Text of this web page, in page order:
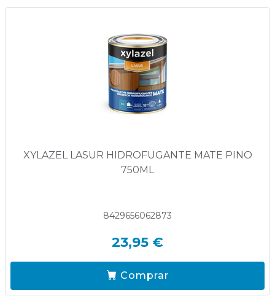
XYLAZEL LASUR HIDROFUGANTE MATE PINO
750ML
8429656062873
23,95 €
Comprar